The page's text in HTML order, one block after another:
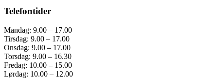
Telefontider
Mandag: 9.00 – 17.00
Tirsdag: 9.00 – 17.00
Onsdag: 9.00 – 17.00
Torsdag: 9.00 – 16.30
Fredag: 10.00 – 15.00
Lørdag: 10.00 – 12.00